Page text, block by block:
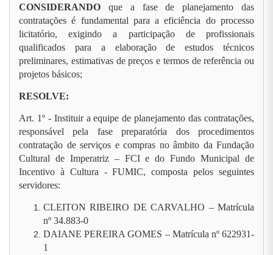
CONSIDERANDO que a fase de planejamento das
contratações é fundamental para a eficiência do processo
licitatório, exigindo a participação de profissionais
qualificados para a elaboração de estudos técnicos
preliminares, estimativas de preços e termos de referência ou
projetos básicos;
RESOLVE:
Art. 1º - Instituir a equipe de planejamento das contratações,
responsável pela fase preparatória dos procedimentos
contratação de serviços e compras no âmbito da Fundação
Cultural de Imperatriz – FCI e do Fundo Municipal de
Incentivo à Cultura - FUMIC, composta pelos seguintes
servidores:
CLEITON RIBEIRO DE CARVALHO – Matrícula
nº 34.883-0
DAIANE PEREIRA GOMES – Matrícula nº622931-
1